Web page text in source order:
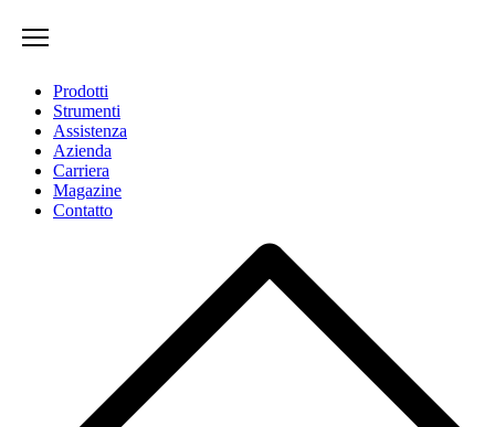
Prodotti
Strumenti
Assistenza
Azienda
Carriera
Magazine
Contatto